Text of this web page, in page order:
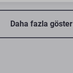
Daha fazla göster